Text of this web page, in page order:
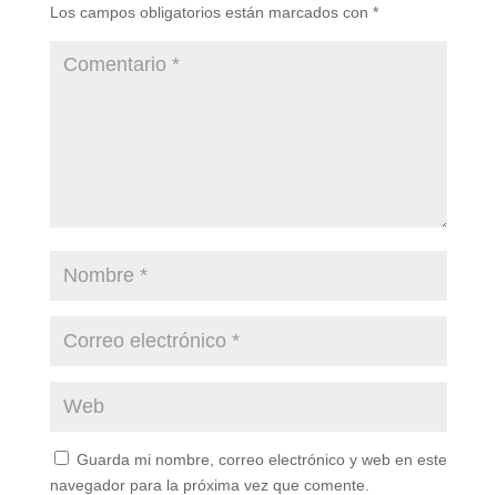
Los campos obligatorios están marcados con *
Guarda mi nombre, correo electrónico y web en este
navegador para la próxima vez que comente.